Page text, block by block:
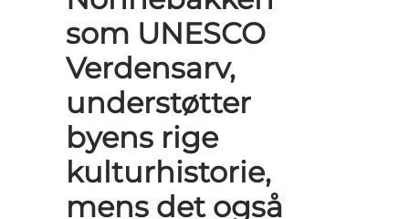
som UNESCO
Verdensarv,
understøtter
byens rige
kulturhistorie,
mens det også